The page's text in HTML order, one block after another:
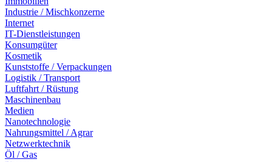
Industrie / Mischkonzerne
Internet
IT-Dienstleistungen
Konsumgüter
Kosmetik
Kunststoffe / Verpackungen
Logistik / Transport
Luftfahrt / Rüstung
Maschinenbau
Medien
Nanotechnologie
Nahrungsmittel / Agrar
Netzwerktechnik
Öl / Gas